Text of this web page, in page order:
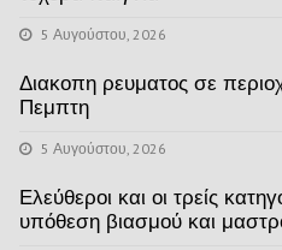
5 Αυγούστου, 2026
Διακοπη ρευματος σε
Πεμπτη
5 Αυγούστου, 2026
Ελεύθεροι και οι τρείς
υπόθεση βιασμού και